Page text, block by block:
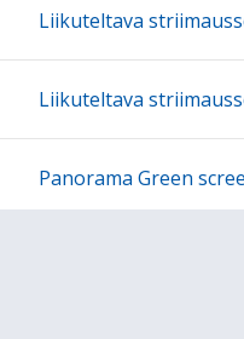
22:00
23:00
Liikuteltava
Liikuteltava
Panorama Green